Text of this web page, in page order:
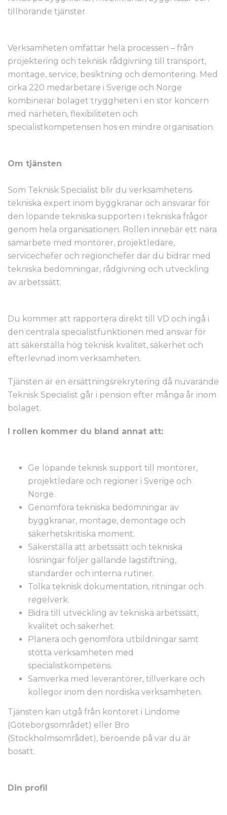
tillhörande tjänster.
Verksamheten omfattar hela processen – från
projektering och teknisk rådgivning till transport,
montage, service, besiktning och demontering. Med
cirka 220 medarbetare i Sverige och Norge
kombinerar bolaget tryggheten i en stor koncern
med närheten, flexibiliteten och
specialistkompetensen hos en mindre organisation.
Om tjänsten
Som Teknisk Specialist blir du verksamhetens
tekniska expert inom byggkranar och ansvarar för
den löpande tekniska supporten i tekniska frågor
genom hela organisationen. Rollen innebär ett nära
samarbete med montörer, projektledare,
servicechefer och regionchefer där du bidrar med
tekniska bedömningar, rådgivning och utveckling
av arbetssätt.
Du kommer att rapportera direkt till VD och ingå i
den centrala specialistfunktionen med ansvar för
att säkerställa hög teknisk kvalitet, säkerhet och
efterlevnad inom verksamheten.
Tjänsten är en ersättningsrekrytering då nuvarande
Teknisk Specialist går i pension efter många år inom
bolaget.
I rollen kommer du bland annat att:
Ge
löpande teknisk support till montörer,
projektledare och regioner i Sverige och
Norge.
Genomföra tekniska bedömningar av
byggkranar, montage, demontage och
säkerhetskritiska moment.
Säkerställa att arbetssätt och tekniska
lösningar följer gällande lagstiftning,
standarder och interna rutiner.
Tolka teknisk dokumentation, ritningar och
regelverk.
Bidra till utveckling av tekniska arbetssätt,
kvalitet och säkerhet.
Planera och genomföra utbildningar samt
stötta verksamheten med
specialistkompetens.
Samverka med leverantörer, tillverkare och
kollegor inom den nordiska verksamheten.
Tjänsten kan utgå från kontoret i Lindome
(Göteborgsområdet) eller Bro
(Stockholmsområdet), beroende på var du är
bosatt.
Din profil